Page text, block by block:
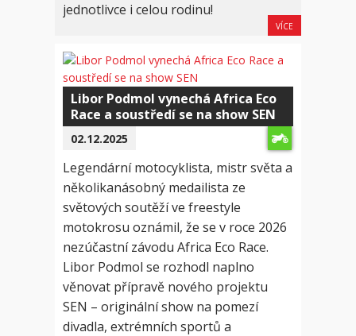
jednotlivce i celou rodinu!
VÍCE
Libor Podmol vynechá Africa Eco
Race a soustředí se na show SEN
02.12.2025
Legendární motocyklista, mistr světa a
několikanásobný medailista ze
světových soutěží ve freestyle
motokrosu oznámil, že se v roce 2026
nezúčastní závodu Africa Eco Race.
Libor Podmol se rozhodl naplno
věnovat přípravě nového projektu
SEN – originální show na pomezí
divadla, extrémních sportů a